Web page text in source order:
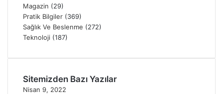
Magazin (29)
Pratik Bilgiler (369)
Sağlık Ve Beslenme (272)
Teknoloji (187)
Sitemizden Bazı Yazılar
Nisan 9, 2022